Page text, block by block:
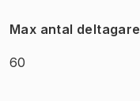
Max antal deltagare
60